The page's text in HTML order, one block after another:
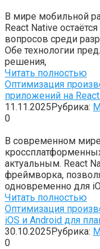
В мире мобильной
React Native
вопросов среди
Обе технологии
решения,
Читать полностью
Оптимизация
приложений на
11.11.2025Рубрика:
0
В современном
актуальным. React
фреймворка,
одновременно для
Читать полностью
Оптимизация
iOS и Android для
30.10.2025Рубрика:
0